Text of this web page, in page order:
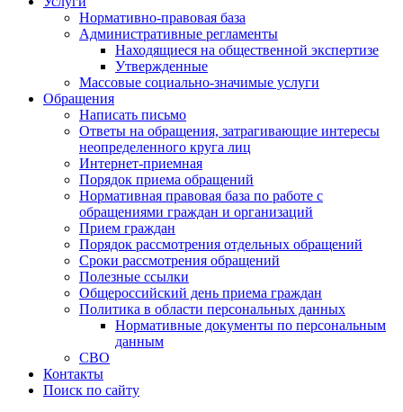
Нормативно-правовая база
Административные регламенты
Находящиеся на общественной экспертизе
Утвержденные
Массовые социально-значимые услуги
Обращения
Написать письмо
Ответы на обращения, затрагивающие интересы
неопределенного круга лиц
Интернет-приемная
Порядок приема обращений
Нормативная правовая база по работе с
обращениями граждан и организаций
Прием граждан
Порядок рассмотрения отдельных обращений
Сроки рассмотрения обращений
Полезные ссылки
Общероссийский день приема граждан
Политика в области персональных данных
Нормативные документы по персональным
данным
СВО
Контакты
Поиск по сайту